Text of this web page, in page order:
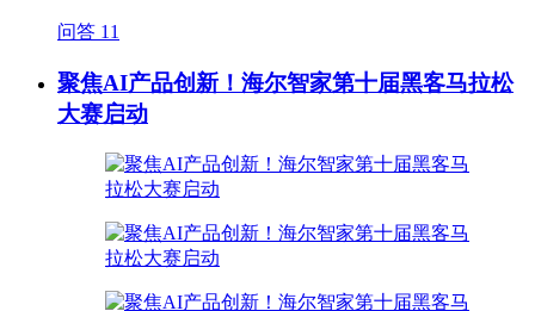
问答 11
聚焦AI产品创新！海尔智家第十届黑客马拉松
大赛启动